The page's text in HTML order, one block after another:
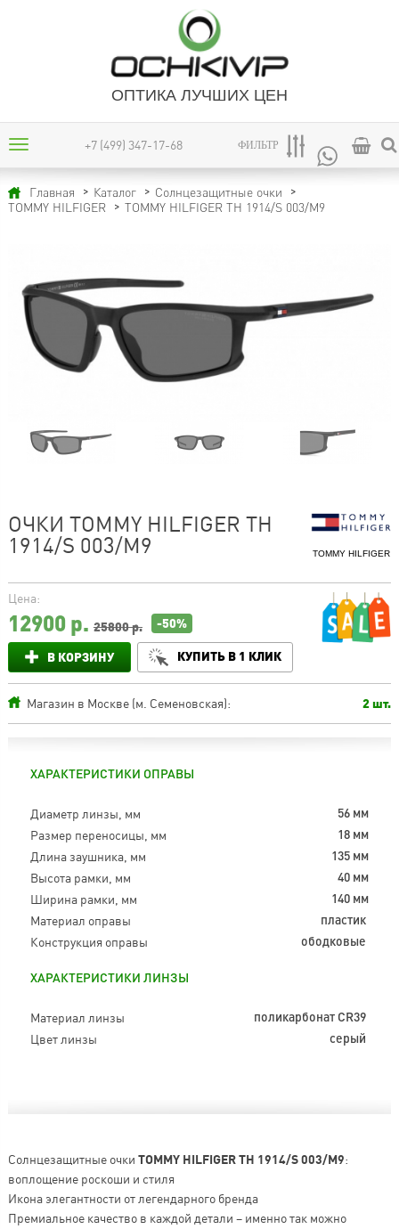
ОПТИКА ЛУЧШИХ ЦЕН
+7 (499) 347-17-68 ФИЛЬТР
Главная Каталог
Солнцезащитные очки
TOMMY HILFIGER
TOMMY HILFIGER TH 1914/S 003/M9
TOMMY HILFIGER
ОЧКИ TOMMY HILFIGER TH
1914/S 003/M9
Цена:
12900р. 25800 р. -50%
В КОРЗИНУ КУПИТЬ В 1 КЛИК
Магазин в Москве (м. Семеновская): 2 шт.
ХАРАКТЕРИСТИКИ ОПРАВЫ
Диаметр линзы, мм 56 мм
Размер переносицы, мм 18 мм
Длина заушника, мм 135 мм
Высота рамки, мм 40 мм
Ширина рамки, мм 140 мм
Материал оправы пластик
Конструкция оправы ободковые
ХАРАКТЕРИСТИКИ ЛИНЗЫ
Материал линзы поликарбонат CR39
Цвет линзы серый
Солнцезащитные очки TOMMY HILFIGER TH 1914/S 003/M9:
воплощение роскоши и стиля
Икона элегантности от легендарного бренда
Премиальное качество в каждой детали – именно так можно